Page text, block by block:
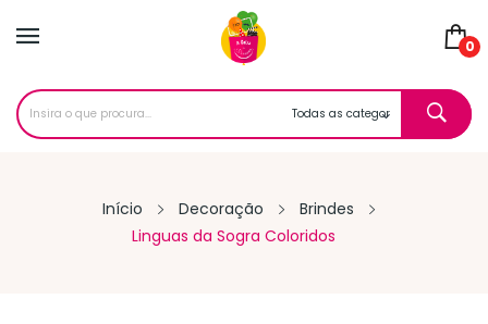
0
Início Decoração
Brindes
Linguas da Sogra Coloridos